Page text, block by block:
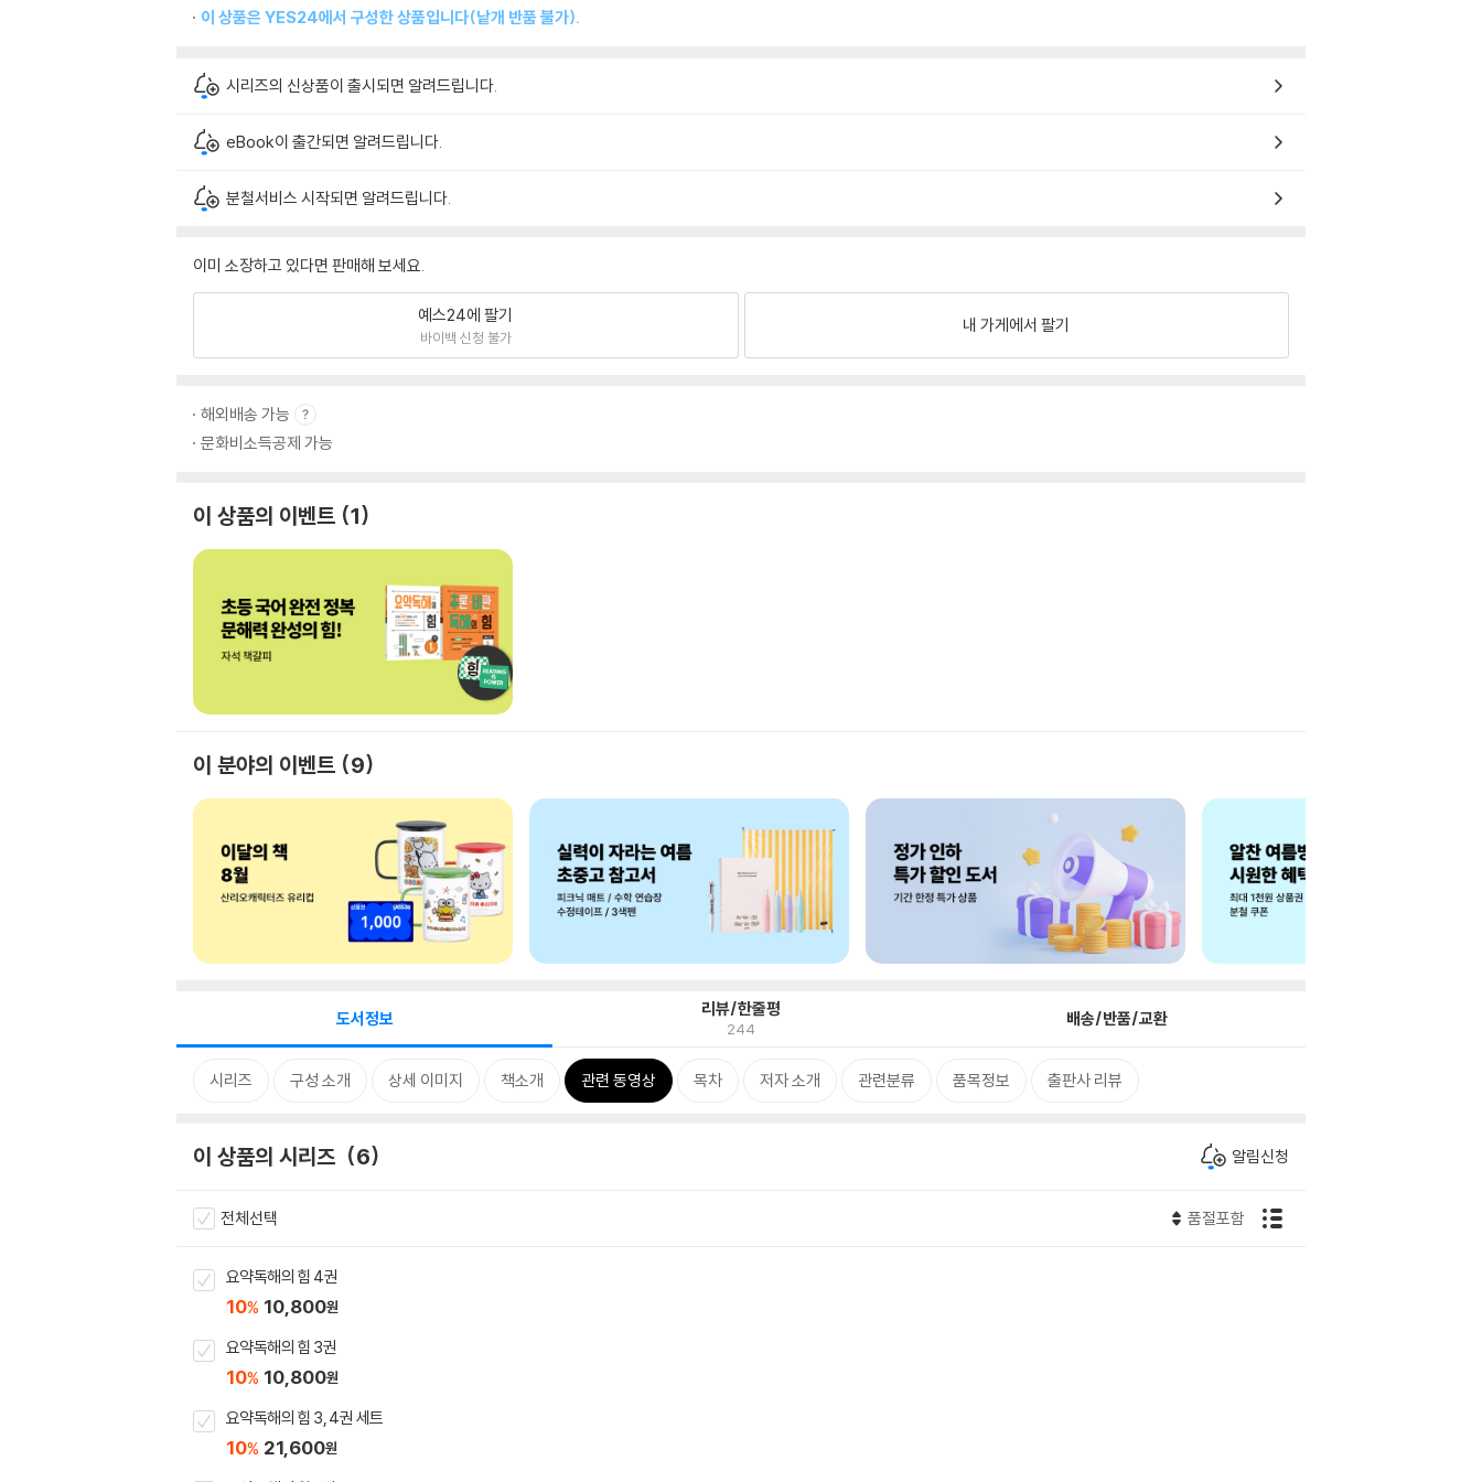
이 상품은 YES24에서 구성한 상품입니다(낱개 반품 불가).
시리즈의 신상품이 출시되면 알려드립니다.
eBook이 출간되면 알려드립니다.
분철서비스 시작되면 알려드립니다.
이미 소장하고 있다면 판매해 보세요.
예스24에 팔기
바이백 신청 불가
내 가게에서 팔기
해외배송 가능
문화비소득공제 가능
이 상품의 이벤트 1
이 분야의 이벤트 9
도서정보 리뷰/한줄평
244 배송/반품/교환
시리즈 구성 소개 상세 이미지 책소개 관련 동영상 목차 저자 소개 관련분류 품목정보 출판사 리뷰
이 상품의 시리즈 6 알림신청
전체선택 품절포함
요약독해의 힘 4권
10% 10,800원
요약독해의 힘 3권
10% 10,800원
요약독해의 힘 3, 4권 세트
10% 21,600원